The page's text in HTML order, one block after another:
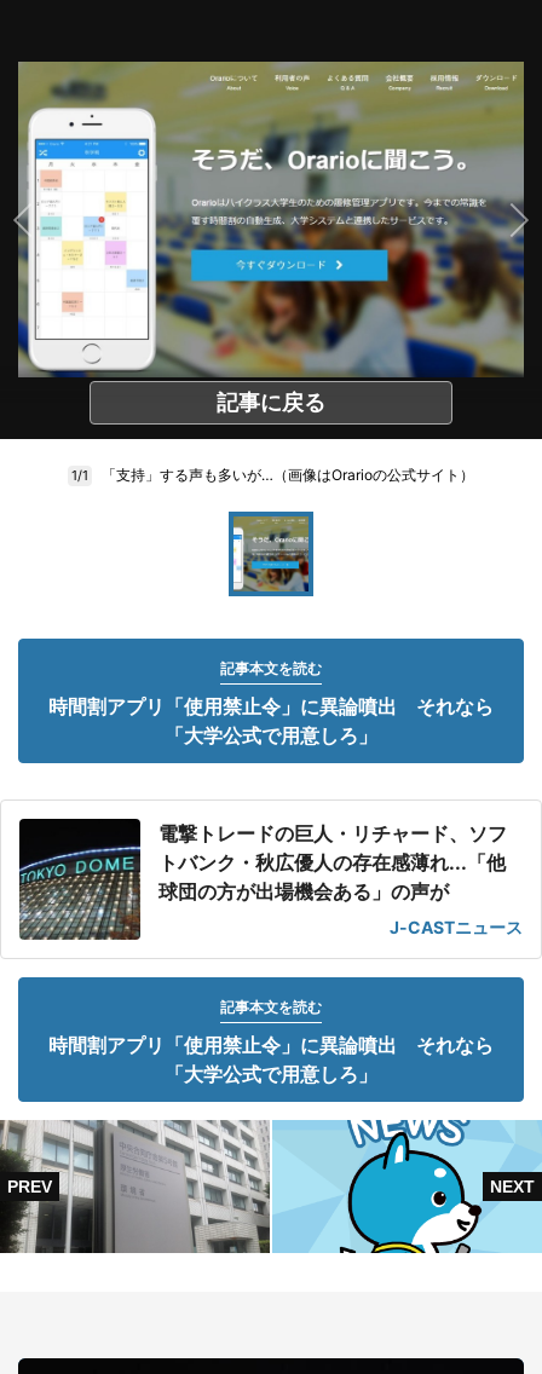
記事に戻る
1/1 「支持」する声も多いが…（画像はOrarioの公式サイト）
記事本文を読む
時間割アプリ「使用禁止令」に異論噴出 それなら
「大学公式で用意しろ」
電撃トレードの巨人・リチャード、ソフ
トバンク・秋広優人の存在感薄れ...「他
球団の方が出場機会ある」の声が
J-CASTニュース
記事本文を読む
時間割アプリ「使用禁止令」に異論噴出 それなら
「大学公式で用意しろ」